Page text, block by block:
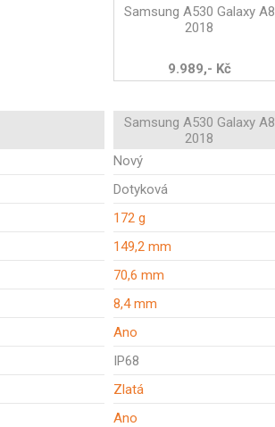
Samsung A530 Galaxy A8
2018
9.989,- Kč
Samsung A530 Galaxy A8
2018
Nový
Dotyková
172 g
149,2 mm
70,6 mm
8,4 mm
Ano
IP68
Zlatá
Ano